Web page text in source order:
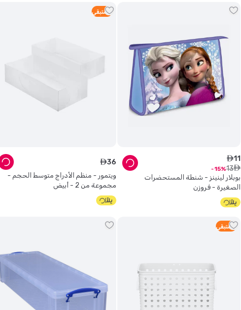
بوبلار لينينز - شنطة المستحضرات
الصغيرة - فروزن
ê11
ê
13
15
2 متبقي
ويتمور - منظم الأدراج متوسط الحجم -
مجموعة من 2 - أبيض
ê36
3 متبقي